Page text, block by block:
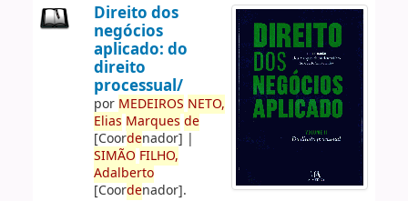
Direito dos
negócios
aplicado: do
direito
processual/
por MEDEIROS NETO,
Elias Marques de
[Coordenador] |
SIMÃO FILHO,
Adalberto
[Coordenador].